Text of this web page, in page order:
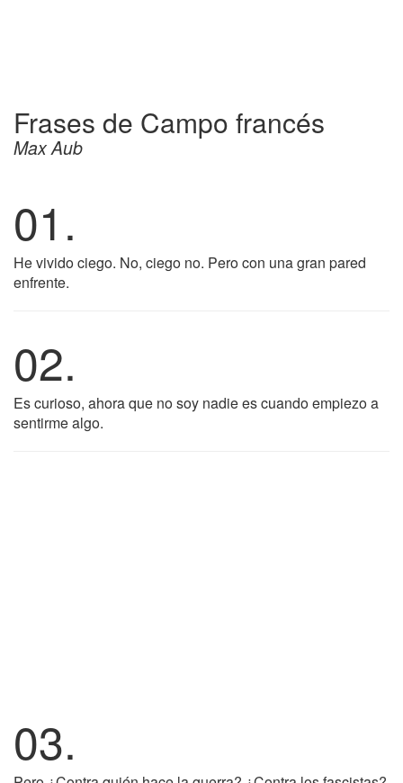
Frases de Campo francés
Max Aub
01.
He vivido ciego. No, ciego no. Pero con una gran pared
enfrente.
02.
Es curioso, ahora que no soy nadie es cuando empiezo a
sentirme algo.
03.